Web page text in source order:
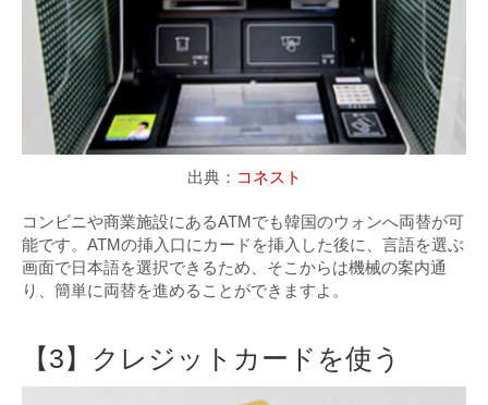
出典： コネスト
コンビニや商業施設にあるATMでも韓国のウォンへ両替が可
能です。ATMの挿入口にカードを挿入した後に、言語を選ぶ
画面で日本語を選択できるため、そこからは機械の案内通
り、簡単に両替を進めることができますよ。
【3】クレジットカードを使う